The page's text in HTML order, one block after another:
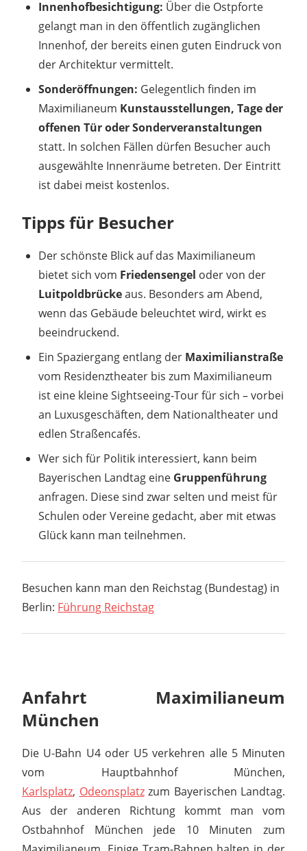
Innenhofbesichtigung: Über die Ostpforte
gelangt man in den öffentlich zugänglichen
Innenhof, der bereits einen guten Eindruck von
der Architektur vermittelt.
Sonderöffnungen: Gelegentlich finden im
Maximilianeum Kunstausstellungen, Tage der
offenen Tür oder Sonderveranstaltungen
statt. In solchen Fällen dürfen Besucher auch
ausgewählte Innenräume betreten. Der Eintritt
ist dabei meist kostenlos.
Tipps für Besucher
Der schönste Blick auf das Maximilianeum
bietet sich vom Friedensengel oder von der
Luitpoldbrückeaus. Besonders am Abend,
wenn das Gebäude beleuchtet wird, wirkt es
beeindruckend.
Ein Spaziergang entlang der Maximilianstraße
vom Residenztheater bis zum Maximilianeum
ist eine kleine Sightseeing-Tour für sich – vorbei
an Luxusgeschäften, dem Nationaltheater und
edlen Straßencafés.
Wer sich für Politik interessiert, kann beim
Bayerischen Landtag eine Gruppenführung
anfragen. Diese sind zwar selten und meist für
Schulen oder Vereine gedacht, aber mit etwas
Glück kann man teilnehmen.
Besuchen kann man den Reichstag (Bundestag) in
Berlin: Führung Reichstag
Anfahrt Maximilianeum
München
Die U-Bahn U4 oder U5 verkehren alle 5 Minuten
vom Hauptbahnhof München,
Karlsplatz, Odeonsplatzzum Bayerischen Landtag.
Aus der anderen Richtung kommt man vom
Ostbahnhof München jede 10 Minuten zum